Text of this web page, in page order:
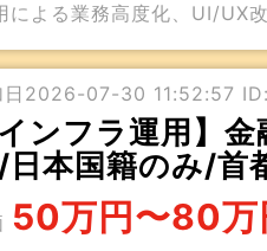
による業務高度化、UI/UX
日2026-07-30 11:52:57
インフラ運用】
日本国籍のみ/首
50万円〜80万